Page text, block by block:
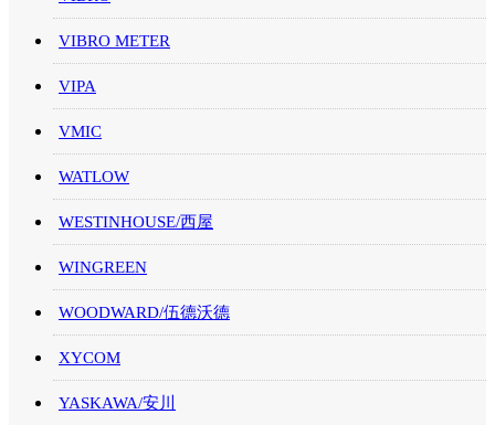
VIBRO METER
VIPA
VMIC
WATLOW
WESTINHOUSE/西屋
WINGREEN
WOODWARD/伍德沃德
XYCOM
YASKAWA/安川